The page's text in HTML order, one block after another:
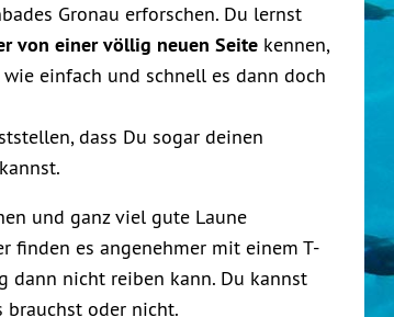
Gronau erforschen. Du lernst
von einer völlig neuen Seite kennen,
einfach und schnell es dann doch
dass Du sogar deinen
kannst.
und ganz viel gute Laune
finden es angenehmer mit einem T-
dann nicht reiben kann. Du kannst
brauchst oder nicht.